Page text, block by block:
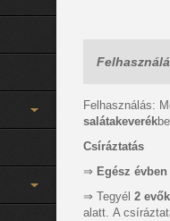
Felhasználás:
salátakeverék
Csíráztatás
⇒ Egész évben
⇒ Tegyél 2
alatt. A